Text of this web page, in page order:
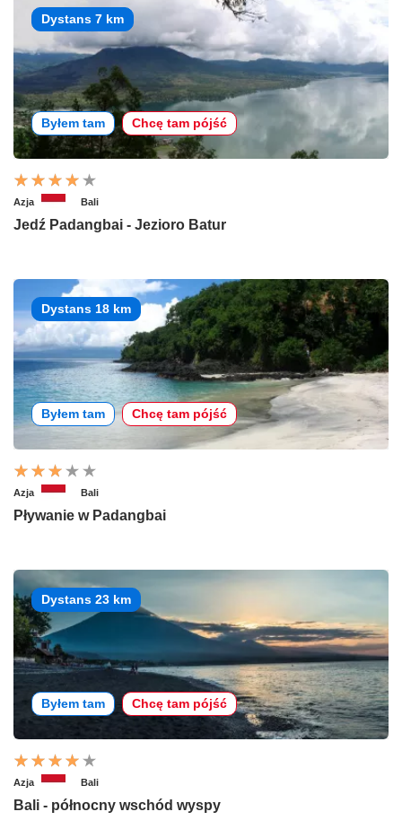
Dystans 7 km
Byłem tam Chcę tam pójść
Azja Bali
Jedź Padangbai - Jezioro Batur
Dystans 18 km
Byłem tam Chcę tam pójść
Azja Bali
Pływanie w Padangbai
Dystans 23 km
Byłem tam Chcę tam pójść
Azja Bali
Bali - północny wschód wyspy